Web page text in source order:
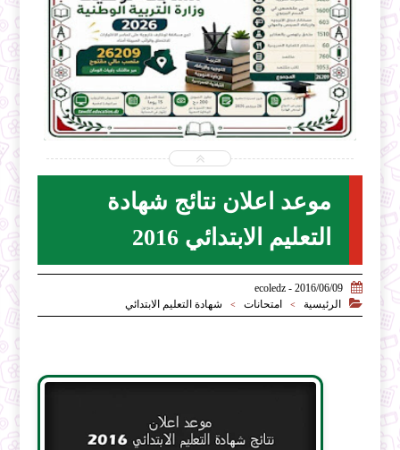
2026-07-28
ecoledz.net
موعد اعلان نتائج شهادة
التعليم الابتدائي 2016

2016/06/09 - ecoledz

الرئيسية > امتحانات > شهادة التعليم الابتدائي